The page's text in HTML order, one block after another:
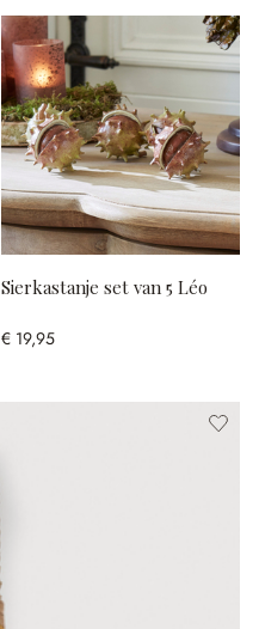
Sierkastanje set van 5 Léo
€ 19,95